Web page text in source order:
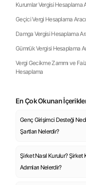
Kurumlar Vergisi Hesaplama
Geçici Vergi Hesaplama Aracı
Damga Vergisi Hesaplama
Gümrük Vergisi Hesaplama
Vergi Gecikme Zammı ve
Hesaplama
En Çok Okunan
Genç Girişimci Desteği
Şartları Nelerdir?
Şirket Nasıl Kurulur? Şirket
Adımları Nelerdir?